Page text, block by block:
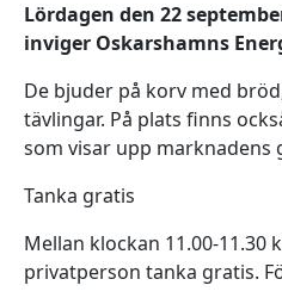
Lördagen den 22
inviger Oskarshamns
De bjuder på korv med
tävlingar. På plats finns
som visar upp marknadens
Tanka gratis
Mellan klockan 11.00-11.30
privatperson tanka gratis.